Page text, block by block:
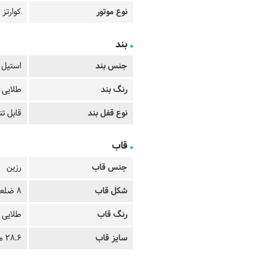
نوع موتور کوارتز
بند
جنس بند
استیل
رنگ بند
طلایی
نوع قفل بند
قابل
قاب
جنس قاب
رزین
شکل قاب
8 ضلعی
رنگ قاب
طلایی
سایز قاب
28.6 میلیمتر